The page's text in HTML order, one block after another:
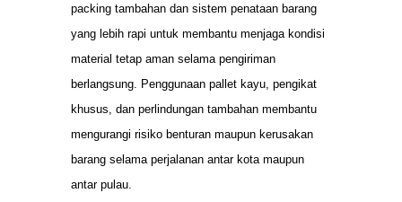
packing tambahan dan sistem penataan barang
yang lebih rapi untuk membantu menjaga kondisi
material tetap aman selama pengiriman
berlangsung. Penggunaan pallet kayu, pengikat
khusus, dan perlindungan tambahan membantu
mengurangi risiko benturan maupun kerusakan
barang selama perjalanan antar kota maupun
antar pulau.